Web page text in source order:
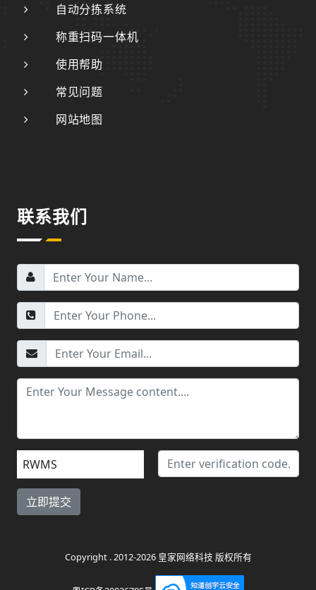
自动分拣系统
称重扫码一体机
使用帮助
常见问题
网站地图
联系我们
RWMS
Copyright . 2012-2026 皇家网络科技 版权所有